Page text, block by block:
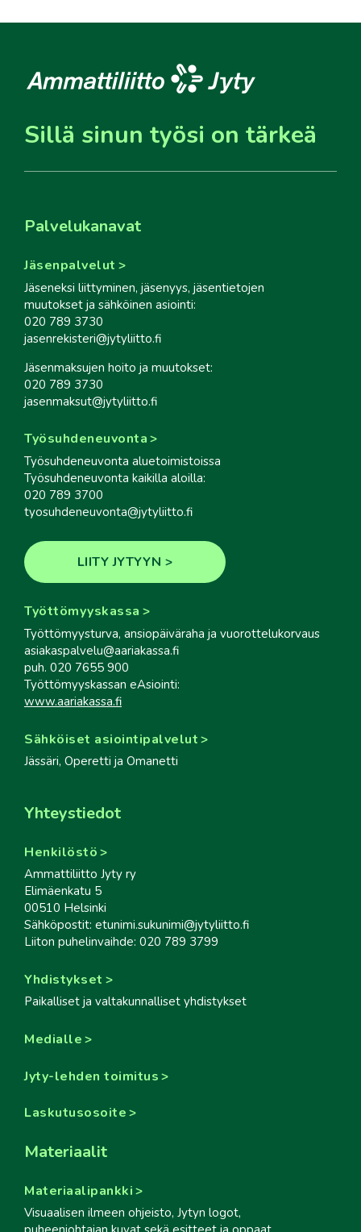
Sillä sinun työsi on tärkeä
Palvelukanavat
Jäsenpalvelut
Jäseneksi liittyminen, jäsenyys, jäsentietojen
muutokset ja sähköinen asiointi:
020 789 3730
jasenrekisteri@jytyliitto.fi
Jäsenmaksujen hoito ja muutokset:
020 789 3730
jasenmaksut@jytyliitto.fi
Työsuhdeneuvonta
Työsuhdeneuvonta aluetoimistoissa
Työsuhdeneuvonta kaikilla aloilla:
020 789 3700
tyosuhdeneuvonta@jytyliitto.fi
LIITY JYTYYN
Työttömyyskassa
Työttömyysturva, ansiopäiväraha ja vuorottelukorvaus
asiakaspalvelu@aariakassa.fi
puh. 020 7655 900
Työttömyyskassan eAsiointi:
www.aariakassa.fi
Sähköiset asiointipalvelut
Jässäri, Operetti ja Omanetti
Yhteystiedot
Henkilöstö
Ammattiliitto Jyty ry
Elimäenkatu 5
00510 Helsinki
Sähköpostit: etunimi.sukunimi@jytyliitto.fi
Liiton puhelinvaihde: 020 789 3799
Yhdistykset
Paikalliset ja valtakunnalliset yhdistykset
Medialle
Jyty-lehden toimitus
Laskutusosoite
Materiaalit
Materiaalipankki
Visuaalisen ilmeen ohjeisto, Jytyn logot,